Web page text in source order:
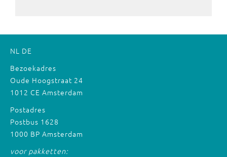
NL DE
Bezoekadres
Oude Hoogstraat 24
1012 CE Amsterdam
Postadres
Postbus 1628
1000 BP Amsterdam
voor pakketten: